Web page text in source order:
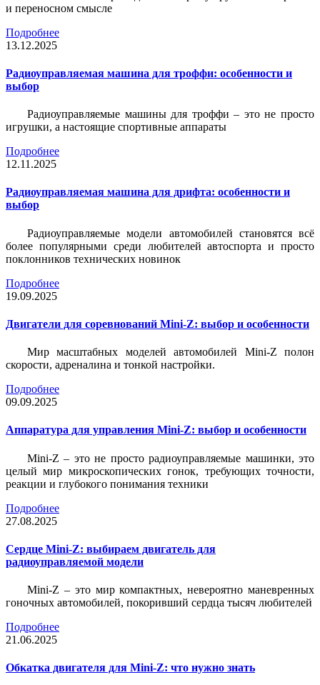
и переносном смысле
Подробнее
13.12.2025
Радиоуправляемая машина для троффи: особенности и
выбор
Радиоуправляемые машины для троффи – это не просто
игрушки, а настоящие спортивные аппараты
Подробнее
12.11.2025
Радиоуправляемая машина для дрифта: особенности и
выбор
Радиоуправляемые модели автомобилей становятся всё
более популярными среди любителей автоспорта и просто
поклонников технических новинок
Подробнее
19.09.2025
Двигатели для соревнований Mini-Z: выбор и особенности
Мир масштабных моделей автомобилей Mini-Z полон
скорости, адреналина и тонкой настройки.
Подробнее
09.09.2025
Аппаратура для управления Mini-Z: выбор и особенности
Mini-Z – это не просто радиоуправляемые машинки, это
целый мир микроскопических гонок, требующих точности,
реакции и глубокого понимания техники
Подробнее
27.08.2025
Сердце Mini-Z: выбираем двигатель для
радиоуправляемой модели
Mini-Z – это мир компактных, невероятно маневренных
гоночных автомобилей, покоривший сердца тысяч любителей
Подробнее
21.06.2025
Обкатка двигателя для Mini-Z: что нужно знать